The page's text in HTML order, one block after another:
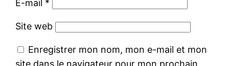
E-mail *
Site web
Enregistrer mon nom, mon e-mail et mon
site dans le navigateur pour mon prochain